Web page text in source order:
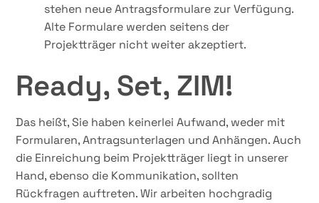
stehen neue Antragsformulare zur Verfügung.
Alte Formulare werden seitens der
Projektträger nicht weiter akzeptiert.
Ready, Set, ZIM!
Das heißt, Sie haben keinerlei Aufwand, weder mit
Formularen, Antragsunterlagen und Anhängen. Auch
die Einreichung beim Projektträger liegt in unserer
Hand, ebenso die Kommunikation, sollten
Rückfragen auftreten. Wir arbeiten hochgradig